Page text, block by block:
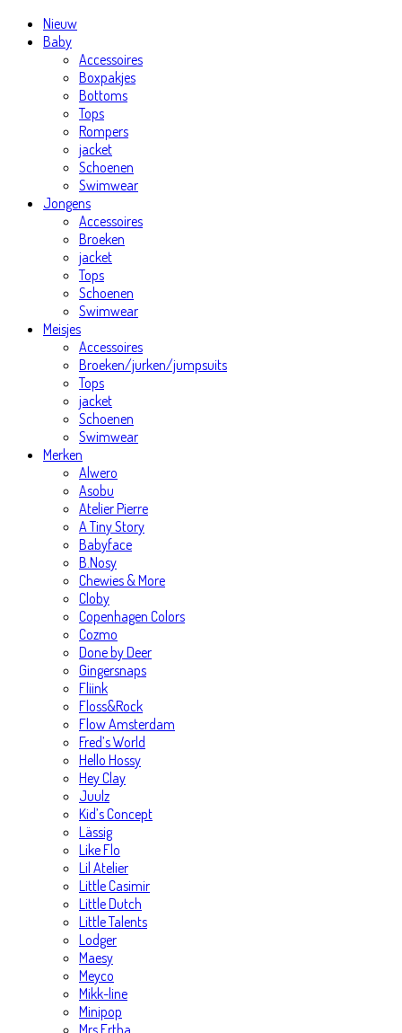
Nieuw
Baby
Accessoires
Boxpakjes
Bottoms
Tops
Rompers
jacket
Schoenen
Swimwear
Jongens
Accessoires
Broeken
jacket
Tops
Schoenen
Swimwear
Meisjes
Accessoires
Broeken/jurken/jumpsuits
Tops
jacket
Schoenen
Swimwear
Merken
Alwero
Asobu
Atelier Pierre
A Tiny Story
Babyface
B.Nosy
Chewies & More
Cloby
Copenhagen Colors
Cozmo
Done by Deer
Gingersnaps
Fliink
Floss&Rock
Flow Amsterdam
Fred’s World
Hello Hossy
Hey Clay
Juulz
Kid’s Concept
Lässig
Like Flo
Lil Atelier
Little Casimir
Little Dutch
Little Talents
Lodger
Maesy
Meyco
Mikk-line
Minipop
Mrs Ertha